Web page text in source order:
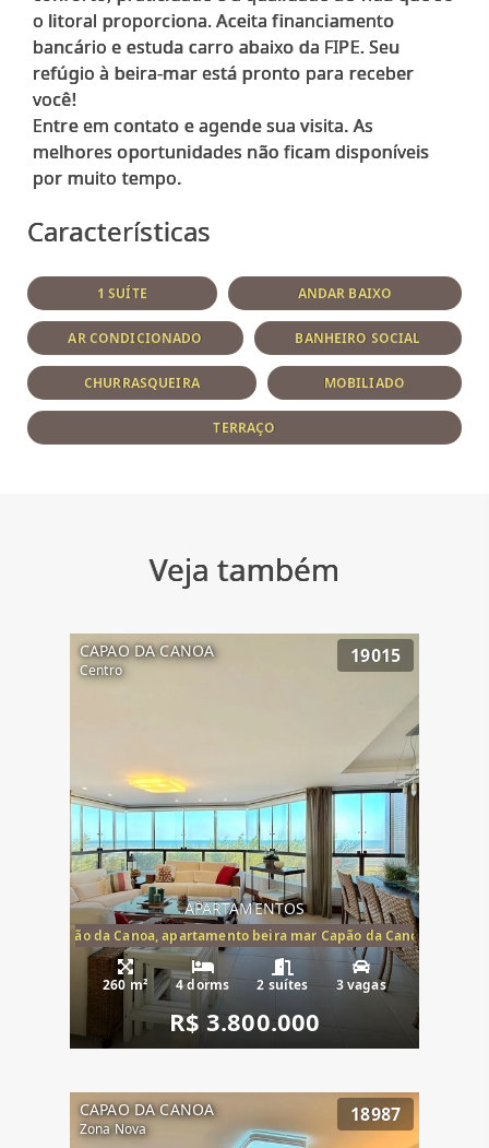
o litoral proporciona. Aceita financiamento
bancário e estuda carro abaixo da FIPE. Seu
refúgio à beira-mar está pronto para receber
você!
Entre em contato e agende sua visita. As
melhores oportunidades não ficam disponíveis
Características
1 SUÍTE ANDAR BAIXO
AR CONDICIONADO BANHEIRO SOCIAL
CHURRASQUEIRA MOBILIADO
TERRAÇO
Veja também
CAPAO DA CANOA
Centro
19015
APARTAMENTOS
mar Capão da Canoa, apartamento beira mar Capão da Canoa,
260 m² 4 dorms 2 suítes 3 vagas
R$ 3.800.000
CAPAO DA CANOA
Zona Nova
18987